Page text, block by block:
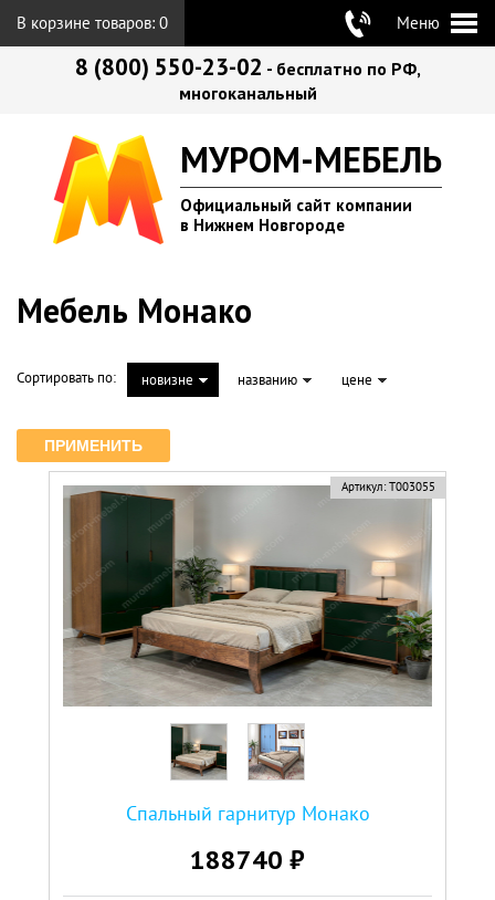
В корзине товаров: 0 Меню
8 (800) 550-23-02 - бесплатно по РФ,
многоканальный
МУРОМ-МЕБЕЛЬ
Официальный сайт компании
в Нижнем Новгороде
Мебель Монако
Сортировать по: новизне названию цене
Артикул: Т003055
Спальный гарнитур Монако
188740 ₽